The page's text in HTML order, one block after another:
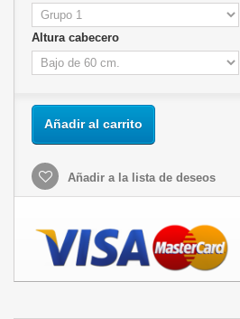
Altura cabecero
Añadir al carrito
Añadir a la lista de deseos